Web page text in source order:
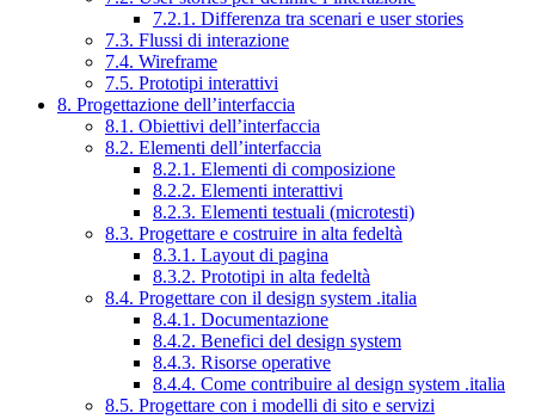
7.2.1. Differenza tra scenari e user stories
7.3. Flussi di interazione
7.4. Wireframe
7.5. Prototipi interattivi
8. Progettazione dell’interfaccia
8.1. Obiettivi dell’interfaccia
8.2. Elementi dell’interfaccia
8.2.1. Elementi di composizione
8.2.2. Elementi interattivi
8.2.3. Elementi testuali (microtesti)
8.3. Progettare e costruire in alta fedeltà
8.3.1. Layout di pagina
8.3.2. Prototipi in alta fedeltà
8.4. Progettare con il design system .italia
8.4.1. Documentazione
8.4.2. Benefici del design system
8.4.3. Risorse operative
8.4.4. Come contribuire al design system .italia
8.5. Progettare con i modelli di sito e servizi